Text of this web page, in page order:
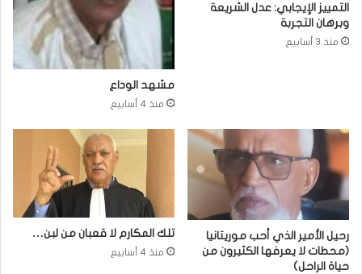
التمييز الإيجابي: عدل الشريعة
وبرهان التجربة
منذ 3 أسابيع
مشهد الوداع
منذ 4 أسابيع
رحيل الأمير الذي أحب موريتانيا
(محطات لا يعرفها الكثيرون من
حياة الراحل)
تلك المكارم لا قعبان من لبن…
منذ 4 أسابيع